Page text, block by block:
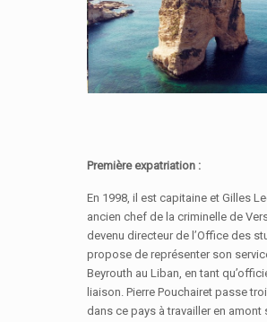
Première expatriation :
En 1998, il est capitaine et Gilles
ancien chef de la criminelle de
devenu directeur de l’Office des
propose de représenter son
Beyrouth au Liban, en tant
liaison. Pierre Pouchairet passe
dans ce pays à travailler en amont